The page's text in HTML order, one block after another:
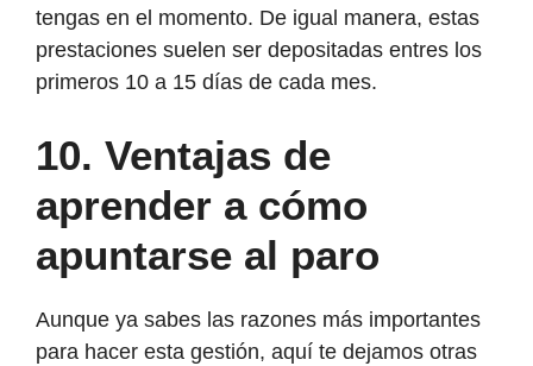
tengas en el momento. De igual manera, estas
prestaciones suelen ser depositadas entres los
primeros 10 a 15 días de cada mes.
10. Ventajas de
aprender a cómo
apuntarse al paro
Aunque ya sabes las razones más importantes
para hacer esta gestión, aquí te dejamos otras